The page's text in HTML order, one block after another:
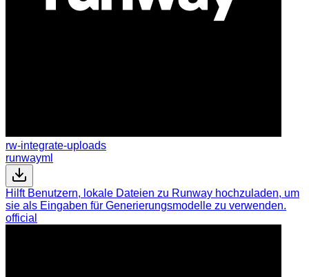
rw-integrate-uploads
runwayml
Hilft Benutzern, lokale Dateien zu Runway hochzuladen, um
sie als Eingaben für Generierungsmodelle zu verwenden.
official